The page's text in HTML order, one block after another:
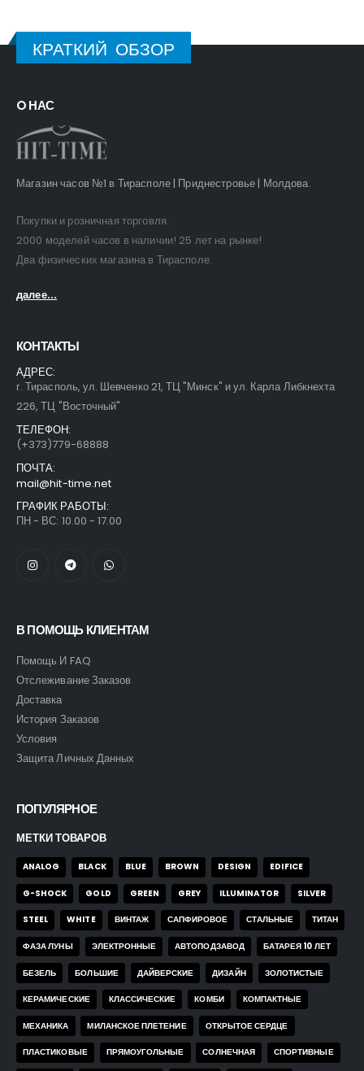
КРАТКИЙ ОБЗОР
O НАС
Магазин часов №1 в Тирасполе | Приднестровье | Молдова.
Покупки и розничная торговля.
2000 моделей часов в наличии! 25 лет на рынке!
Два физических магазина в Тирасполе.
далее...
КОНТАКТЫ
АДРЕС:
г. Тирасполь, ул. Шевченко 21, ТЦ "Минск" и ул. Карла Либкнехта
226, ТЦ "Восточный"
ТЕЛЕФОН:
(+373)779-68888
ПОЧТА:
mail@hit-time.net
ГРАФИК РАБОТЫ:
ПН - ВС: 10.00 - 17.00
В ПОМОЩЬ КЛИЕНТАМ
Помощь И FAQ
Отслеживание Заказов
Доставка
История Заказов
Условия
Защита Личных Данных
ПОПУЛЯРНОЕ
МЕТКИ ТОВАРОВ
ANALOG BLACK BLUE BROWN DESIGN EDIFICE
G-SHOCK GOLD GREEN GREY ILLUMINATOR SILVER
STEEL WHITE ВИНТАЖ САПФИРОВОЕ СТАЛЬНЫЕ ТИТАН
ФАЗА ЛУНЫ ЭЛЕКТРОННЫЕ АВТОПОДЗАВОД БАТАРЕЯ 10 ЛЕТ
БЕЗЕЛЬ БОЛЬШИЕ ДАЙВЕРСКИЕ ДИЗАЙН ЗОЛОТИСТЫЕ
КЕРАМИЧЕСКИЕ КЛАССИЧЕСКИЕ КОМБИ КОМПАКТНЫЕ
МЕХАНИКА МИЛАНСКОЕ ПЛЕТЕНИЕ ОТКРЫТОЕ СЕРДЦЕ
ПЛАСТИКОВЫЕ ПРЯМОУГОЛЬНЫЕ СОЛНЕЧНАЯ СПОРТИВНЫЕ